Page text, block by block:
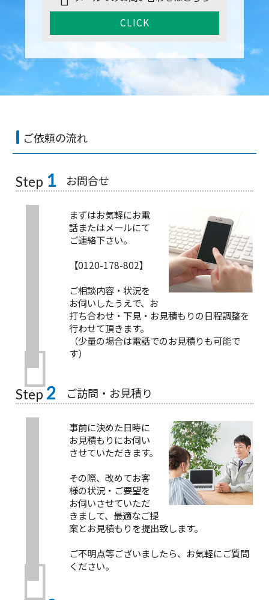
CLICK
ご依頼の流れ
Step 1 お問合せ
まずはお気軽にお電
話またはメールにて
ご連絡下さい。
【0120-178-802】
ご相談内容・状況を
お伺いしたうえで、お
打ち合わせ・下見・お見積もりの日程調整を
行わせて頂きます。
（少量の場合は電話でのお見積りも可能で
す）
Step 2 ご訪問・お見積り
事前に決めた日時に
お見積もりにお伺い
させていただきます。
その際、改めてお客
様の状況・ご要望を
お伺いさせていただ
きまして、最適なご提
案とお見積もりを提出致します。
ご不明点等ございましたら、お気軽にご質問
ください。